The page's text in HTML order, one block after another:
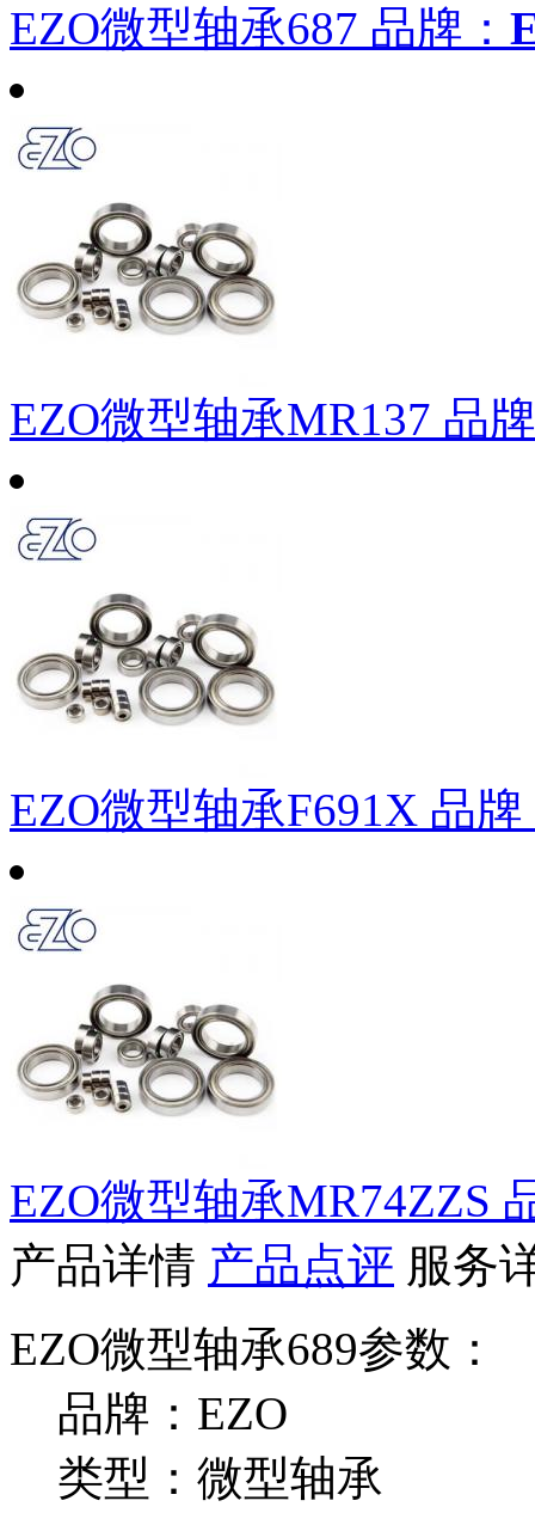
EZO微型轴承687 品牌：
EZO微型轴承MR137 品
EZO微型轴承F691X 品牌
EZO微型轴承MR74ZZS
产品详情 产品点评 服务
EZO微型轴承689参数：
品牌：EZO
类型：微型轴承